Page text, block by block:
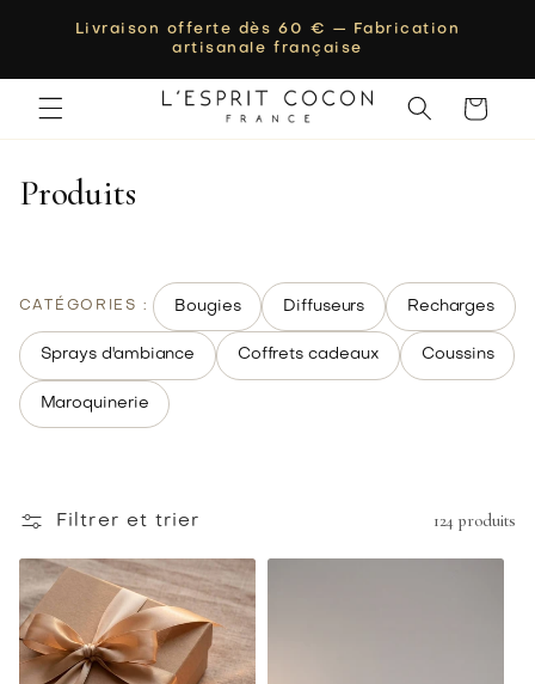
contenuLivraison offerte dès 60 € — Fabrication
artisanale française
Panier
Produits
CATÉGORIES : Bougies Diffuseurs Recharges
Sprays d'ambiance Coffrets cadeaux Coussins
Maroquinerie
Filtrer et trier 124 produits